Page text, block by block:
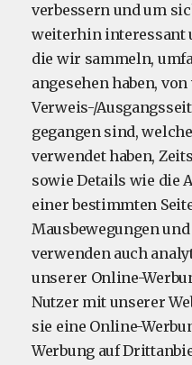
verbessern und um
weiterhin interessant
die wir sammeln,
angesehen haben,
Verweis-/
gegangen sind,
verwendet haben,
sowie Details wie die
einer bestimmten
Mausbewegungen
verwenden auch
unserer Online-
Nutzer mit unserer
sie eine Online-
Werbung auf